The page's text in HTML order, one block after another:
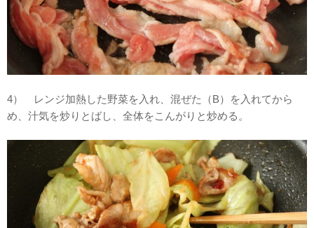
4） レンジ加熱した野菜を入れ、混ぜた（B）を入れてから
め、汁気を炒りとばし、全体をこんがりと炒める。